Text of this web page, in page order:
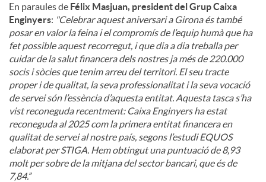
En paraules de Félix Masjuan, president del Grup Caixa
Enginyers: "Celebrar aquest aniversari a Girona és també
posar en valor la feina i el compromís de l’equip humà que ha
fet possible aquest recorregut, i que dia a dia treballa per
cuidar de la salut financera dels nostres ja més de 220.000
socis i sòcies que tenim arreu del territori. El seu tracte
proper i de qualitat, la seva professionalitat i la seva vocació
de servei són l’essència d’aquesta entitat. Aquesta tasca s’ha
vist reconeguda recentment: Caixa Enginyers ha estat
reconeguda al 2025 com la primera entitat financera en
qualitat de servei al nostre país, segons l’estudi EQUOS
elaborat per STIGA. Hem obtingut una puntuació de 8,93
molt per sobre de la mitjana del sector bancari, que és de
7,84.”